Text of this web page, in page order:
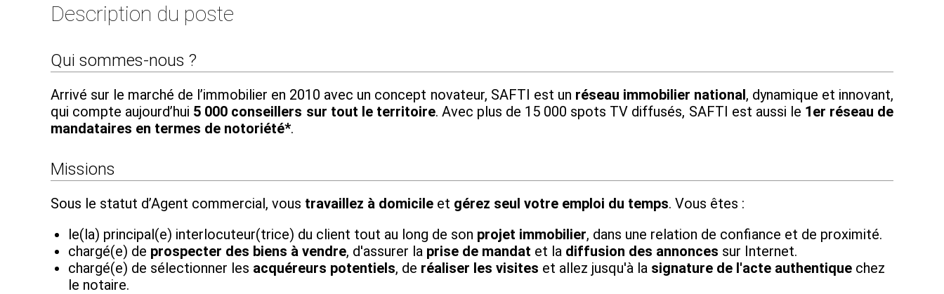
Description du poste
Qui sommes-nous ?
Arrivé sur le marché de l’immobilier en 2010 avec un concept novateur, SAFTI est un réseau immobilier national, dynamique et innovant,
qui compte aujourd’hui 5 000 conseillers sur tout le territoire. Avec plus de 15 000 spots TV diffusés, SAFTI est aussi le 1er réseau de
mandataires en termes de notoriété*.
Missions
Sous le statut d’Agent commercial, vous travaillez à domicile et gérez seul votre emploi du temps. Vous êtes :
le(la) principal(e) interlocuteur(trice) du client tout au long de son projet immobilier, dans une relation de confiance et de proximité.
chargé(e) de prospecter des biens à vendre, d'assurer la prise de mandat et la diffusion des annonces sur Internet.
chargé(e) de sélectionner les acquéreurs potentiels, de réaliser les visites et allez jusqu'à la signature de l'acte authentique chez
le notaire.